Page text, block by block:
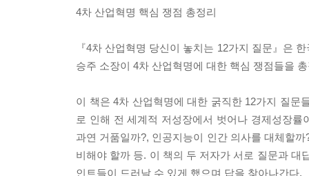
4차 산업혁명 핵심 쟁점 총정리
『4차 산업혁명 당신이 놓치는 12가지 질문』은
승주 소장이 4차 산업혁명에 대한 핵심 쟁점들을
이 책은 4차 산업혁명에 대한 굵직한 12가지 질문
로 인해 전 세계적 저성장에서 벗어나 경제성장
과연 거품일까?, 인공지능이 인간 의사를 대체할
비해야 할까 등. 이 책의 두 저자가 서로 질문과 대
인트들이 드러날 수 있게 했으며 답을 찾아나간다.